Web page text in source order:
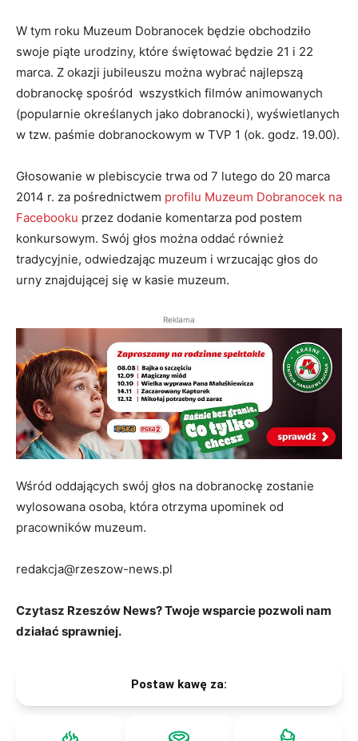
W tym roku Muzeum Dobranocek będzie obchodziło
swoje piąte urodziny, które świętować będzie 21 i 22
marca. Z okazji jubileuszu można wybrać najlepszą
dobranockę spośród wszystkich filmów animowanych
(popularnie określanych jako dobranocki), wyświetlanych
w tzw. paśmie dobranockowym w TVP 1 (ok. godz. 19.00).
Głosowanie w plebiscycie trwa od 7 lutego do 20 marca
2014 r. za pośrednictwem profilu Muzeum Dobranocek na
Facebooku przez dodanie komentarza pod postem
konkursowym. Swój głos można oddać również
tradycyjnie, odwiedzając muzeum i wrzucając głos do
urny znajdującej się w kasie muzeum.
Reklama
Wśród oddających swój głos na dobranockę zostanie
wylosowana osoba, która otrzyma upominek od
pracowników muzeum.
redakcja@rzeszow-news.pl
Czytasz Rzeszów News? Twoje wsparcie pozwoli nam
działać sprawniej.
Postaw kawę za: